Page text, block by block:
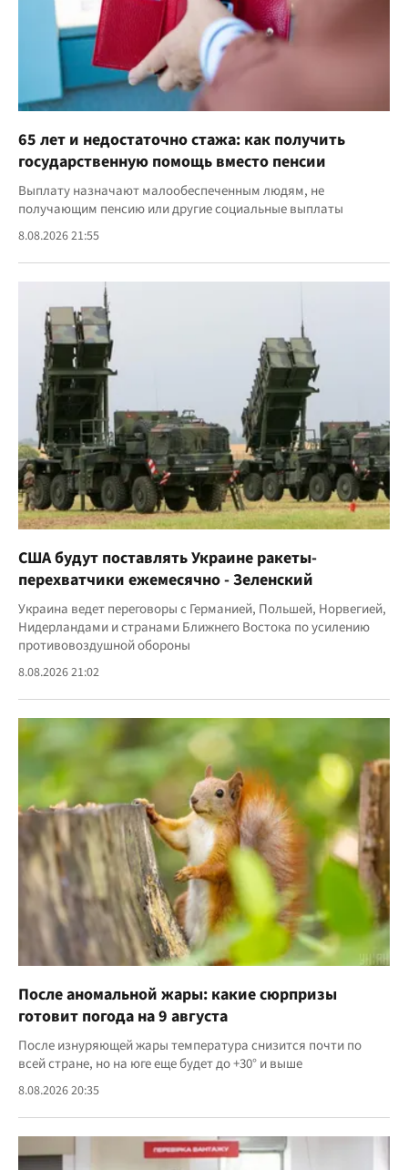
65 лет и недостаточно стажа: как получить
государственную помощь вместо пенсии
Выплату назначают малообеспеченным людям, не
получающим пенсию или другие социальные выплаты
8.08.2026 21:55
США будут поставлять Украине ракеты-
перехватчики ежемесячно - Зеленский
Украина ведет переговоры с Германией, Польшей, Норвегией,
Нидерландами и странами Ближнего Востока по усилению
противовоздушной обороны
8.08.2026 21:02
После аномальной жары: какие сюрпризы
готовит погода на 9 августа
После изнуряющей жары температура снизится почти по
всей стране, но на юге еще будет до +30° и выше
8.08.2026 20:35